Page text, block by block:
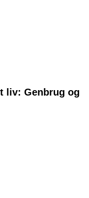
liv: Genbrug og